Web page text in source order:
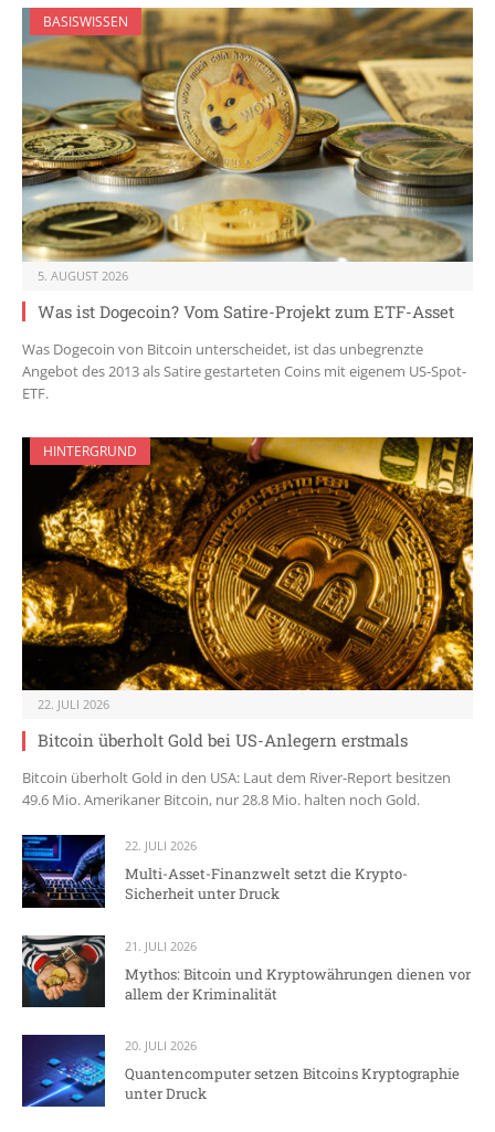
BASISWISSEN
5. AUGUST 2026
Was ist Dogecoin? Vom Satire-Projekt zum ETF-Asset
Was Dogecoin von Bitcoin unterscheidet, ist das unbegrenzte
Angebot des 2013 als Satire gestarteten Coins mit eigenem US-Spot-
ETF.
HINTERGRUND
22. JULI 2026
Bitcoin überholt Gold bei US-Anlegern erstmals
Bitcoin überholt Gold in den USA: Laut dem River-Report besitzen
49.6 Mio. Amerikaner Bitcoin, nur 28.8 Mio. halten noch Gold.
22. JULI 2026
Multi-Asset-Finanzwelt setzt die Krypto-
Sicherheit unter Druck
21. JULI 2026
Mythos: Bitcoin und Kryptowährungen dienen vor
allem der Kriminalität
20. JULI 2026
Quantencomputer setzen Bitcoins Kryptographie
unter Druck